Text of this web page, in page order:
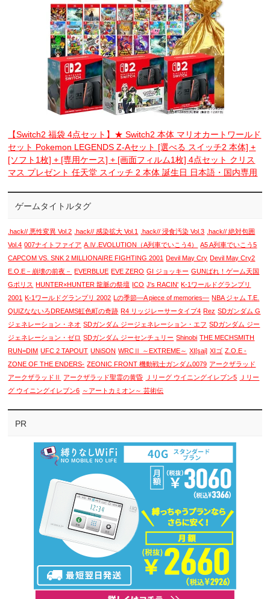
【Switch2 福袋 4点セット】★ Switch2 本体 マリオカートワールド
セット Pokemon LEGENDS Z-Aセット [選べる スイッチ2 本体] +
[ソフト1枚] + [専用ケース] + [画面フィルム1枚] 4点セット クリス
マス プレゼント 任天堂 スイッチ 2 本体 誕生日 日本語・国内専用
ゲームタイトルタグ
.hack// 悪性変異 Vol.2 .hack// 感染拡大 Vol.1 .hack// 浸食汚染 Vol.3 .hack// 絶対包囲
Vol.4 007ナイトファイア A.Ⅳ.EVOLUTION（A列車でいこう4）
A5 A列車でいこう5
CAPCOM VS. SNK 2 MILLIONAIRE FIGHTING 2001 Devil May Cry Devil May Cry2
E.O.E－崩壊の前夜－
EVERBLUE EVE ZERO GI ジョッキー GUNばれ！ゲーム天国
Gポリス HUNTER×HUNTER 龍脈の祭壇 ICO J's RACIN' K-1ワールドグランプリ
2001 K-1ワールドグランプリ 2002 Lの季節―A piece of memories― NBA ジャム T.E.
QUIZなないろDREAMS虹色町の奇跡 R4 リッジレーサータイプ4 Rez SDガンダム G
ジェネレーション・ネオ SDガンダム ジージェネレーション・エフ SDガンダム ジー
ジェネレーション・ゼロ SDガンダム ジーセンチュリー Shinobi THE MECHSMITH
RUN=DIM UFC 2 TAPOUT UNiSON WRCⅡ ～EXTREME～ XI[sai] XIゴ Z.O.E -
ZONE OF THE ENDERS- ZEONIC FRONT 機動戦士ガンダム0079 アークザラッド
アークザラッドⅡ
アークザラッド聖霊の黄昏 Ｊリーグ ウイニングイレブン5
Ｊリー
グ ウイニングイレブン6 ～アートカミオン～ 芸術伝
PR